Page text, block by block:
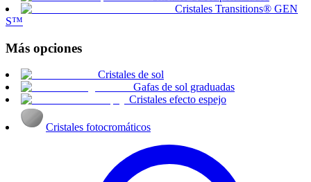
Cristales Transitions® GEN
S™
Más opciones
Cristales de sol
Gafas de sol graduadas
Cristales efecto espejo
Cristales fotocromáticos